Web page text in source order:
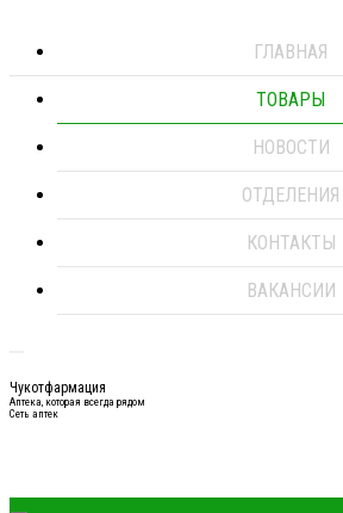
ГЛАВНАЯ
ТОВАРЫ
НОВОСТИ
ОТДЕЛЕНИЯ
КОНТАКТЫ
ВАКАНСИИ
Чукотфармация
Аптека, которая всегда рядом
Сеть аптек